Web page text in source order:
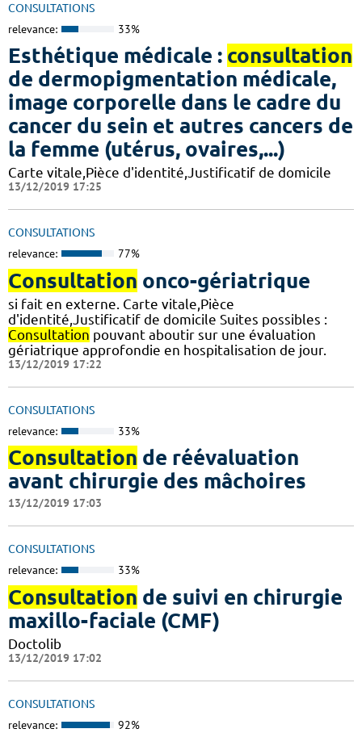
CONSULTATIONS
relevance: 33%
Esthétique médicale : consultation
de dermopigmentation médicale,
image corporelle dans le cadre du
cancer du sein et autres cancers de
la femme (utérus, ovaires,...)
Carte vitale,Pièce d'identité,Justificatif de domicile
13/12/2019 17:25
CONSULTATIONS
relevance: 77%
Consultation onco-gériatrique
si fait en externe. Carte vitale,Pièce
d'identité,Justificatif de domicile Suites possibles :
Consultation pouvant aboutir sur une évaluation
gériatrique approfondie en hospitalisation de jour.
13/12/2019 17:22
CONSULTATIONS
relevance: 33%
Consultation de réévaluation
avant chirurgie des mâchoires
13/12/2019 17:03
CONSULTATIONS
relevance: 33%
Consultation de suivi en chirurgie
maxillo-faciale (CMF)
Doctolib
13/12/2019 17:02
CONSULTATIONS
relevance: 92%